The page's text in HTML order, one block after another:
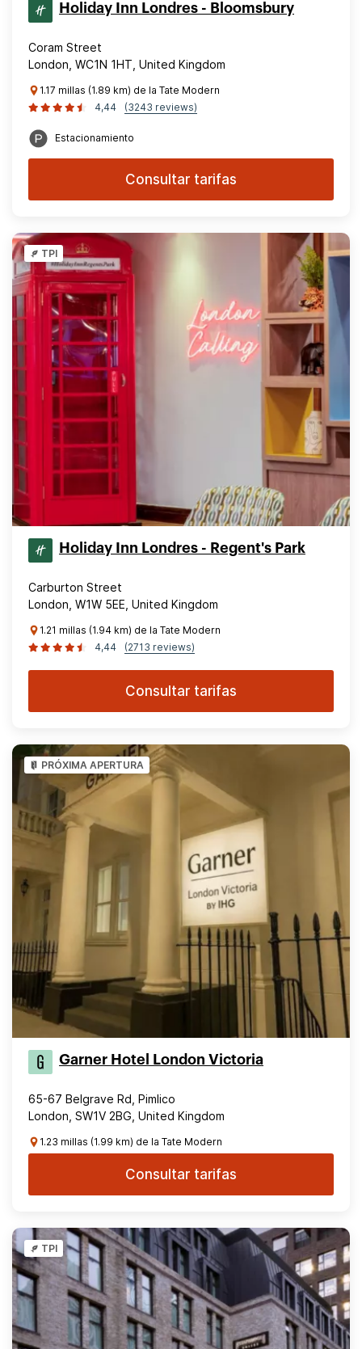
Holiday Inn Londres - Bloomsbury
Coram Street
London, WC1N 1HT, United Kingdom
1.17 millas (1.89 km) de la Tate Modern
4,44
(3243 reviews)
Estacionamiento
Consultar tarifas
TPI
Holiday Inn Londres - Regent's Park
Carburton Street
London, W1W 5EE, United Kingdom
1.21 millas (1.94 km) de la Tate Modern
4,44
(2713 reviews)
Consultar tarifas
PRÓXIMA APERTURA
Garner Hotel London Victoria
65-67 Belgrave Rd, Pimlico
London, SW1V 2BG, United Kingdom
1.23 millas (1.99 km) de la Tate Modern
Consultar tarifas
TPI